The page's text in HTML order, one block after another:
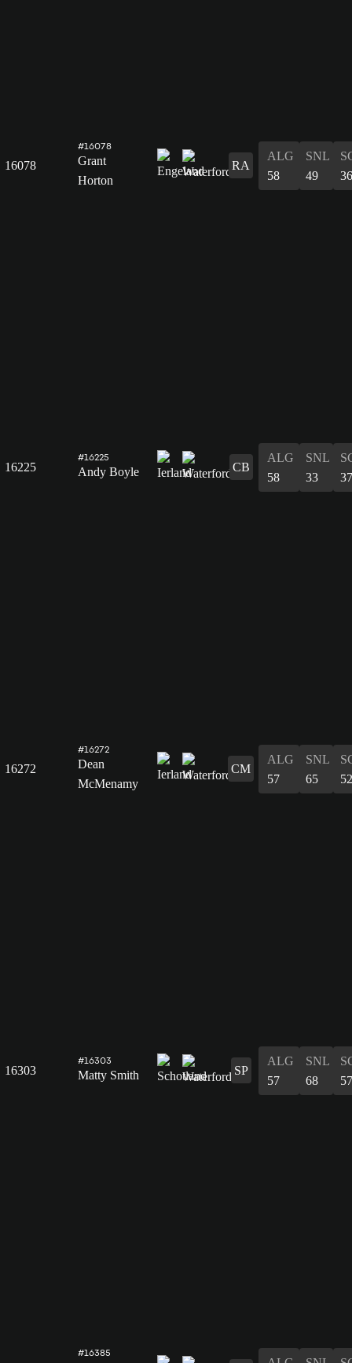
16078
#16078
Grant
Horton
RA
ALG
58
SNL
49
36
16225
#16225
Andy Boyle CB
ALG
58
SNL
33
37
16272
#16272
Dean
McMenamy
CM
ALG
57
SNL
65
52
16303
#16303
Matty Smith SP
ALG
57
SNL
68
57
#16385